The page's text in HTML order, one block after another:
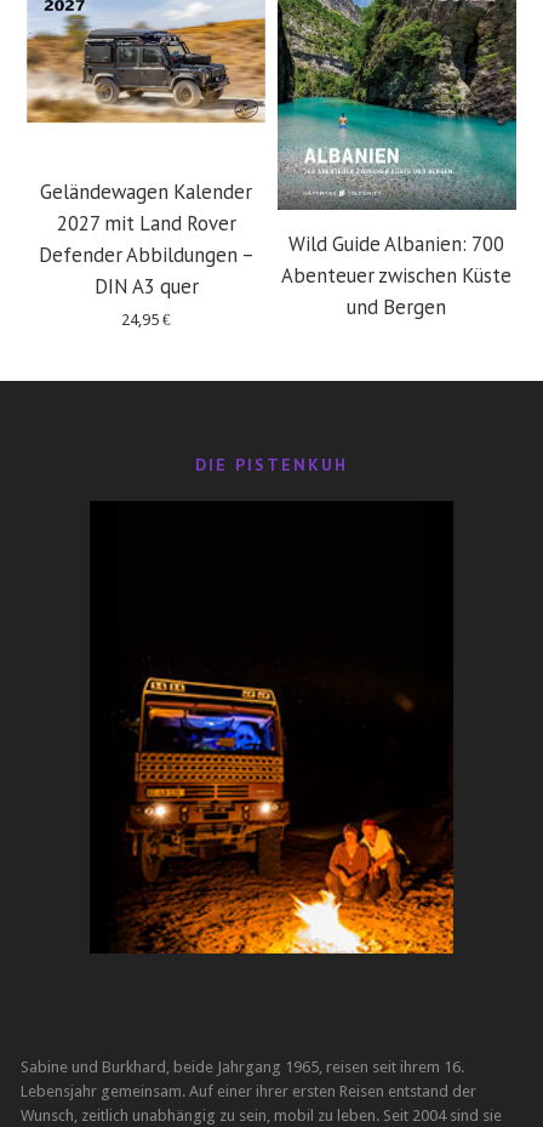
Geländewagen Kalender
2027 mit Land Rover
Defender Abbildungen –
DIN A3 quer
24,95€
Wild Guide Albanien: 700
Abenteuer zwischen Küste
und Bergen
DIE PISTENKUH
Sabine und Burkhard, beide Jahrgang 1965, reisen seit ihrem 16.
Lebensjahr gemeinsam. Auf einer ihrer ersten Reisen entstand der
Wunsch, zeitlich unabhängig zu sein, mobil zu leben. Seit 2004 sind sie